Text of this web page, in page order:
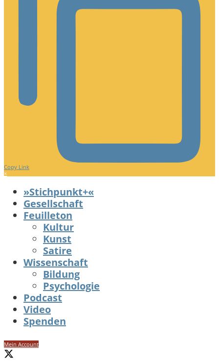
Copy Link
×
»Stichpunkt+«
Gesellschaft
Feuilleton
Kultur
Kunst
Satire
Wissenschaft
Bildung
Psychologie
Podcast
Video
Spenden
Mein Account